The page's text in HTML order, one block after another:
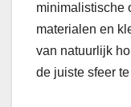
minimalistische
materialen en
van natuurlijk
de juiste sfeer